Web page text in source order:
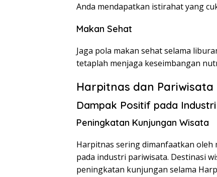
Anda mendapatkan istirahat yang
Makan Sehat
Jaga pola makan sehat selama
tetaplah menjaga keseimbangan
Harpitnas dan Pariwisata
Dampak Positif pada
Peningkatan Kunjungan Wisata
Harpitnas sering dimanfaatkan
pada industri pariwisata. Destinasi
peningkatan kunjungan selama